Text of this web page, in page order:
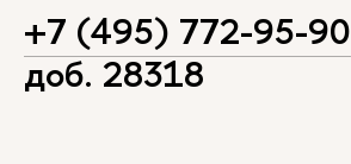
+7 (495) 772-95-90
доб. 28318